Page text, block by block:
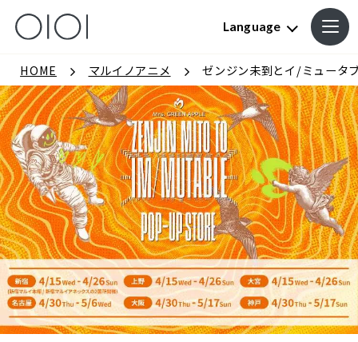
Language
HOME マルイノアニメ ゼンジン未到とイ/ミュー